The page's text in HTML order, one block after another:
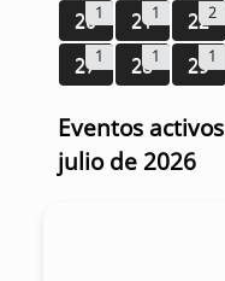
201 211 222
271 281 291
Eventos
julio de 2026